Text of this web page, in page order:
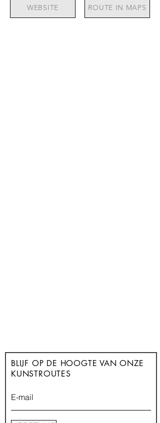
WEBSITE ROUTE IN MAPS
BLIJF OP DE HOOGTE VANONZE
KUNSTROUTES